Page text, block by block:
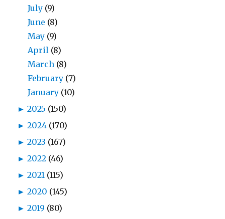
July (9)
June (8)
May (9)
April (8)
March (8)
February (7)
January (10)
► 2025 (150)
► 2024 (170)
► 2023 (167)
► 2022 (46)
► 2021 (115)
► 2020 (145)
► 2019 (80)